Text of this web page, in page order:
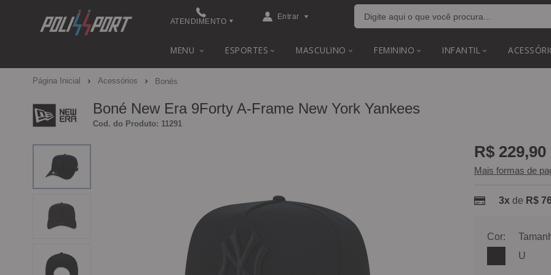
ATENDIMENTO
(48) 3622-0041
(48) 3622-0041
contato@polissport.com.br
Entrar
MENU ESPORTES MASCULINO FEMININO INFANTIL
Página Inicial Acessórios Bonés
Boné New Era 9Forty A-Frame New York Yankees
Cod. do Produto: 11291
R$ 229,90
Mais formas de
3xdeR$
Cor:
U